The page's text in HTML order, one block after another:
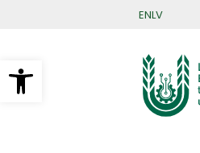
Open toolbar
ENLV